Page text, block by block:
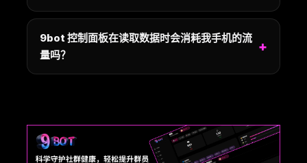
9bot 控制面板在读取数据时会消耗我手机的流
量吗？